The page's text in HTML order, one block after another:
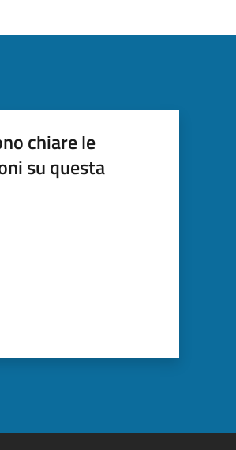
chiare le
su questa